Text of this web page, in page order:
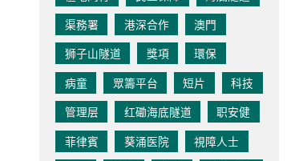
渠務署
港深合作
澳門
狮子山隧道
獎項
環保
病童
眾籌平台 短片
科技
管理层
红磡海底隧道
职安健
菲律賓
葵涌医院
視障人士